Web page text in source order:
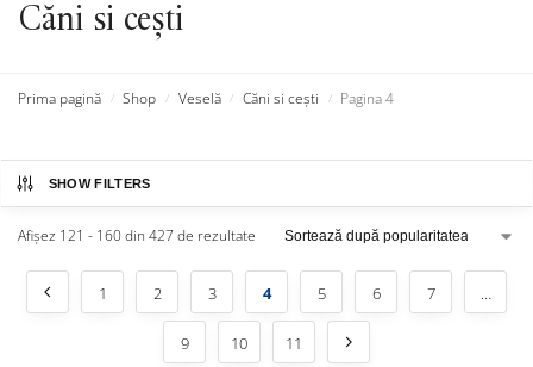
Căni si cești
Prima pagină / Shop / Veselă / Căni si cești / Pagina 4
SHOW FILTERS
Afișez 121 - 160 din 427 de rezultate
1 2 3 4 5 6 7 …
9 10 11